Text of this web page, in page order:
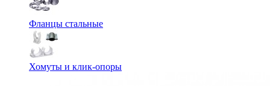
Фланцы стальные
Хомуты и клик-опоры